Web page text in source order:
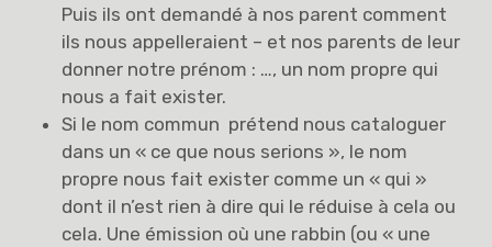
Puis ils ont demandé à nos parent comment
ils nous appelleraient – et nos parents de leur
donner notre prénom : …, un nom propre qui
nous a fait exister.
Si le nom commun prétend nous cataloguer
dans un « ce que nous serions », le nom
propre nous fait exister comme un « qui »
dont il n’est rien à dire qui le réduise à cela ou
cela. Une émission où une rabbin (ou « une